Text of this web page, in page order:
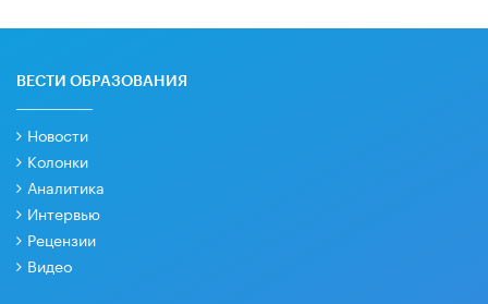
ВЕСТИ ОБРАЗОВАНИЯ
Новости
Колонки
Аналитика
Интервью
Рецензии
Видео